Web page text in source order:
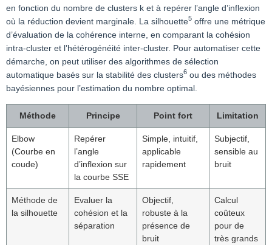
en fonction du nombre de clusters k et à repérer l’angle d’inflexion
où la réduction devient marginale. La silhouette5 offre une métrique
d’évaluation de la cohérence interne, en comparant la cohésion
intra-cluster et l’hétérogénéité inter-cluster. Pour automatiser cette
démarche, on peut utiliser des algorithmes de sélection
automatique basés sur la stabilité des clusters6 ou des méthodes
bayésiennes pour l’estimation du nombre optimal.
Méthode Principe Point fort Limitation
Elbow
(Courbe en
coude)
Repérer
l’angle
d’inflexion sur
la courbe SSE
Simple, intuitif,
applicable
rapidement
Subjectif,
sensible au
bruit
Méthode de
la silhouette
Evaluer la
cohésion et la
séparation
Objectif,
robuste à la
présence de
bruit
Calcul
coûteux
pour de
très grands